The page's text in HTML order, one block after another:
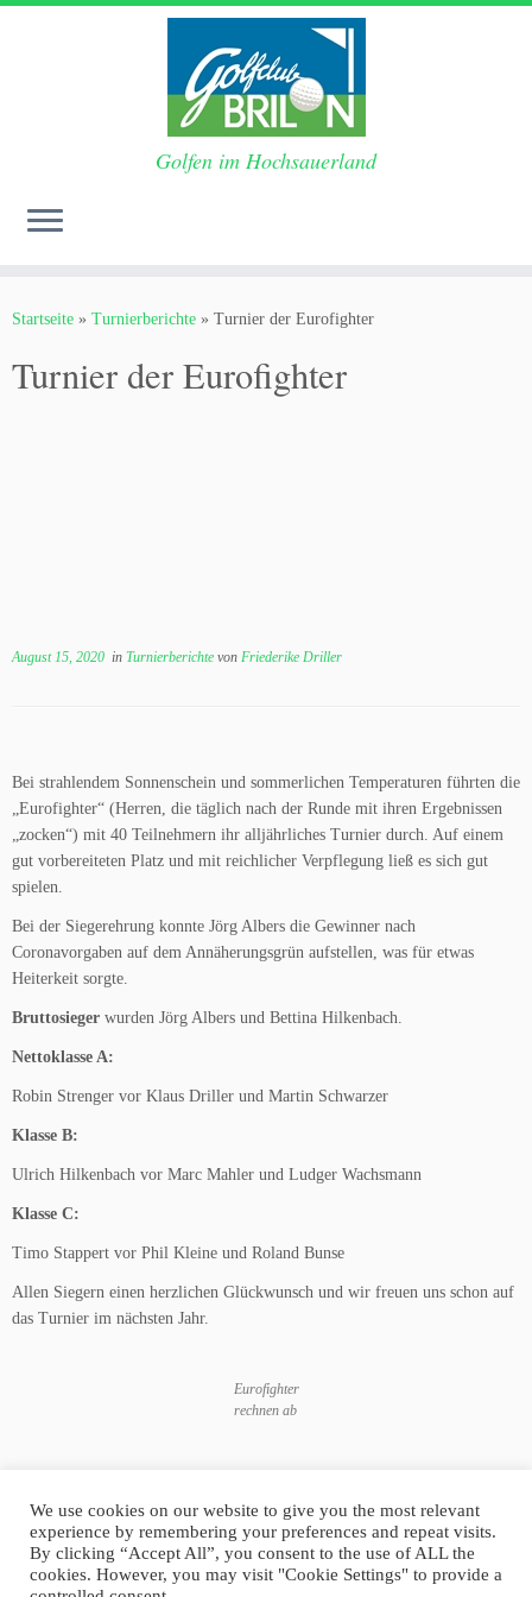
Inhalt
Golfen im Hochsauerland
Startseite » Turnierberichte » Turnier der Eurofighter
Turnier der Eurofighter
August 15, 2020 in Turnierberichte von Friederike Driller
Bei strahlendem Sonnenschein und sommerlichen Temperaturen führten die
„Eurofighter“ (Herren, die täglich nach der Runde mit ihren Ergebnissen
„zocken“) mit 40 Teilnehmern ihr alljährliches Turnier durch. Auf einem
gut vorbereiteten Platz und mit reichlicher Verpflegung ließ es sich gut
spielen.
Bei der Siegerehrung konnte Jörg Albers die Gewinner nach
Coronavorgaben auf dem Annäherungsgrün aufstellen, was für etwas
Heiterkeit sorgte.
Bruttosieger wurden Jörg Albers und Bettina Hilkenbach.
Nettoklasse A:
Robin Strenger vor Klaus Driller und Martin Schwarzer
Klasse B:
Ulrich Hilkenbach vor Marc Mahler und Ludger Wachsmann
Klasse C:
Timo Stappert vor Phil Kleine und Roland Bunse
Allen Siegern einen herzlichen Glückwunsch und wir freuen uns schon auf
das Turnier im nächsten Jahr.
Eurofighter
rechnen ab
auf Abstand
We use cookies on our website to give you the most relevant
experience by remembering your preferences and repeat visits.
By clicking “Accept All”, you consent to the use of ALL the
cookies. However, you may visit "Cookie Settings" to provide a